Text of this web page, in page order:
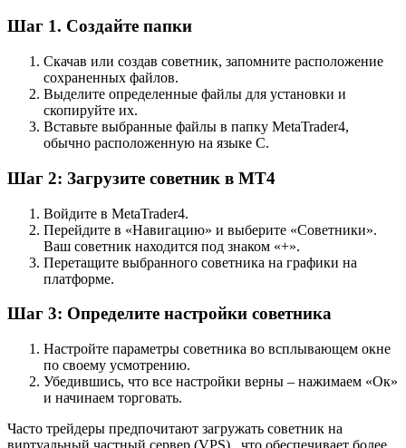
Шаг 1. Создайте папки
Скачав или создав советник, запомните расположение
сохраненных файлов.
Выделите определенные файлы для установки и
скопируйте их.
Вставьте выбранные файлы в папку MetaTrader4,
обычно расположенную на языке C.
Шаг 2: Загрузите советник в MT4
Войдите в MetaTrader4.
Перейдите в «Навигацию» и выберите «Советники».
Ваш советник находится под знаком «+».
Перетащите выбранного советника на графики на
платформе.
Шаг 3: Определите настройки советника
Настройте параметры советника во всплывающем окне
по своему усмотрению.
Убедившись, что все настройки верны – нажимаем «Ок»
и начинаем торговать.
Часто трейдеры предпочитают загружать советник на
виртуальный частный сервер (VPS) , что обеспечивает более